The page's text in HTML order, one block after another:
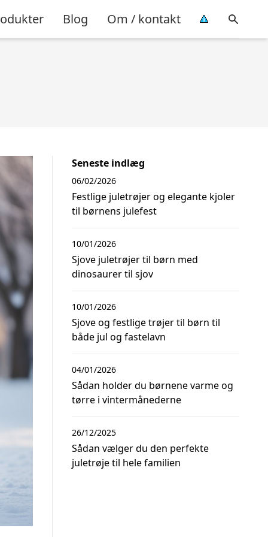
Blog Om / kontakt
Seneste indlæg
Festlige juletrøjer og elegante kjoler
til børnens julefest
06/02/2026
Sjove juletrøjer til børn med
dinosaurer til sjov
10/01/2026
Sjove og festlige trøjer til børn til
både jul og fastelavn
10/01/2026
Sådan holder du børnene varme og
tørre i vintermånederne
04/01/2026
Sådan vælger du den perfekte
juletrøje til hele familien
26/12/2025